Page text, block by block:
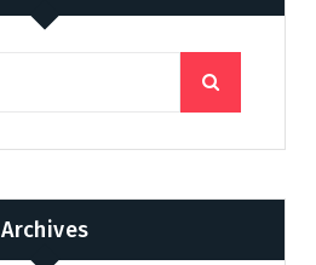
Archives